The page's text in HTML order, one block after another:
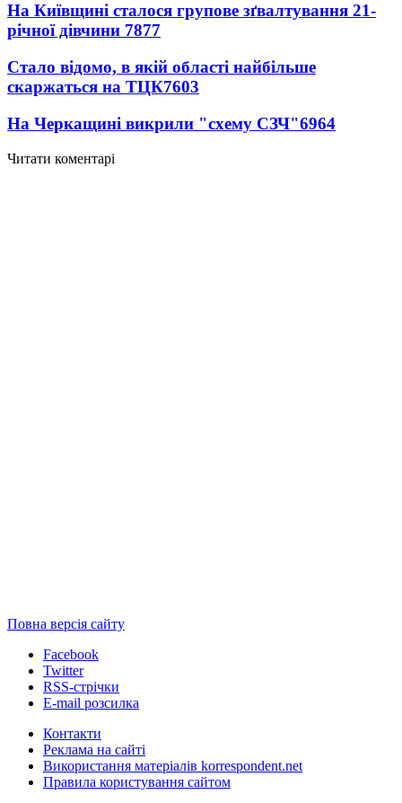
На Київщині сталося групове зґвалтування 21-
річної дівчини 7877
Стало відомо, в якій області найбільше
скаржаться на ТЦК7603
На Черкащині викрили "схему СЗЧ"6964
Читати коментарі
Повна версія сайту
Facebook
Twitter
RSS-стрічки
E-mail розсилка
Контакти
Реклама на сайті
Використання матеріалів korrespondent.net
Правила користування сайтом